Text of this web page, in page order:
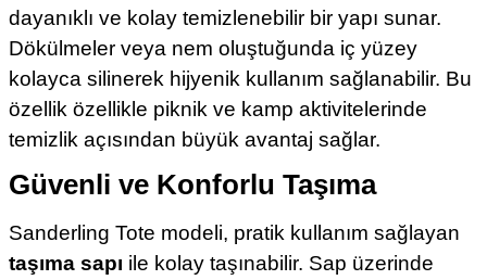
dayanıklı ve kolay temizlenebilir bir yapı sunar.
Dökülmeler veya nem oluştuğunda iç yüzey
kolayca silinerek hijyenik kullanım sağlanabilir. Bu
özellik özellikle piknik ve kamp aktivitelerinde
temizlik açısından büyük avantaj sağlar.
Güvenli ve Konforlu Taşıma
Sanderling Tote modeli, pratik kullanım sağlayan
taşıma sapı ile kolay taşınabilir. Sap üzerinde